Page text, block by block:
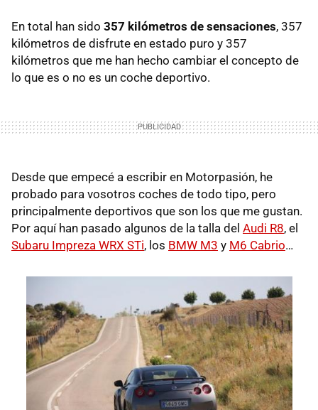
En total han sido 357 kilómetros de sensaciones, 357
kilómetros de disfrute en estado puro y 357
kilómetros que me han hecho cambiar el concepto de
lo que es o no es un coche deportivo.
Desde que empecé a escribir en Motorpasión, he
probado para vosotros coches de todo tipo, pero
principalmente deportivos que son los que me gustan.
Por aquí han pasado algunos de la talla del Audi R8, el
Subaru Impreza WRX STi, los BMW M3 y M6 Cabrio…